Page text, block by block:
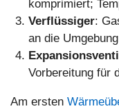
komprimiert;
Verflüssiger:
an die
Vorbereitung für
Am ersten